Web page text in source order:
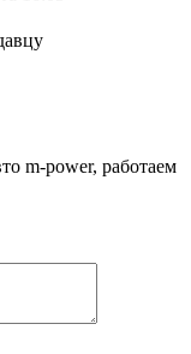
m-power, работаем